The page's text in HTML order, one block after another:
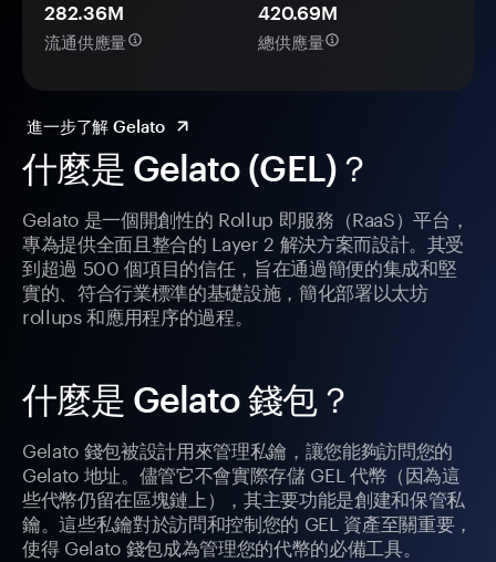
什麼是 Gelato (GEL)？
Gelato 是一個開創性的 Rollup 即服務（RaaS）平台，
專為提供全面且整合的 Layer 2 解決方案而設計。其受
到超過 500 個項目的信任，旨在通過簡便的集成和堅
實的、符合行業標準的基礎設施，簡化部署以太坊
rollups 和應用程序的過程。
什麼是 Gelato 錢包？
Gelato 錢包被設計用來管理私鑰，讓您能夠訪問您的
Gelato 地址。儘管它不會實際存儲 GEL 代幣（因為這
些代幣仍留在區塊鏈上），其主要功能是創建和保管私
鑰。這些私鑰對於訪問和控制您的 GEL 資產至關重要，
使得 Gelato 錢包成為管理您的代幣的必備工具。
282.36M
流通供應量
420.69M
總供應量
進一步了解 Gelato